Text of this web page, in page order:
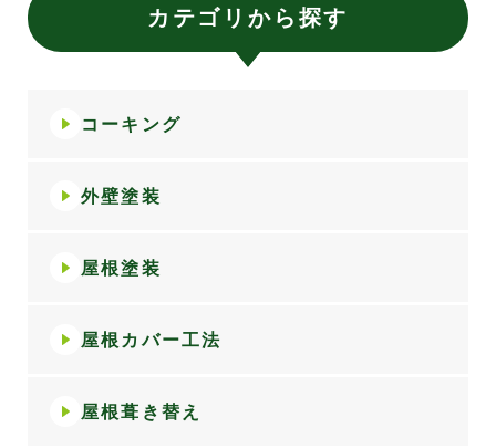
カテゴリから探す
コーキング
外壁塗装
屋根塗装
屋根カバー工法
屋根葺き替え